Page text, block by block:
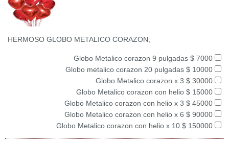
HERMOSO GLOBO METALICO CORAZON,
Globo Metalico corazon 9 pulgadas $ 7000
Globo metalico corazon 20 pulgadas $ 10000
Globo Metalico corazon x 3 $ 30000
Globo Metalico corazon con helio $ 15000
Globo Metalico corazon con helio x 3 $ 45000
Globo Metalico corazon con helio x 6 $ 90000
Globo Metalico corazon con helio x 10 $ 150000